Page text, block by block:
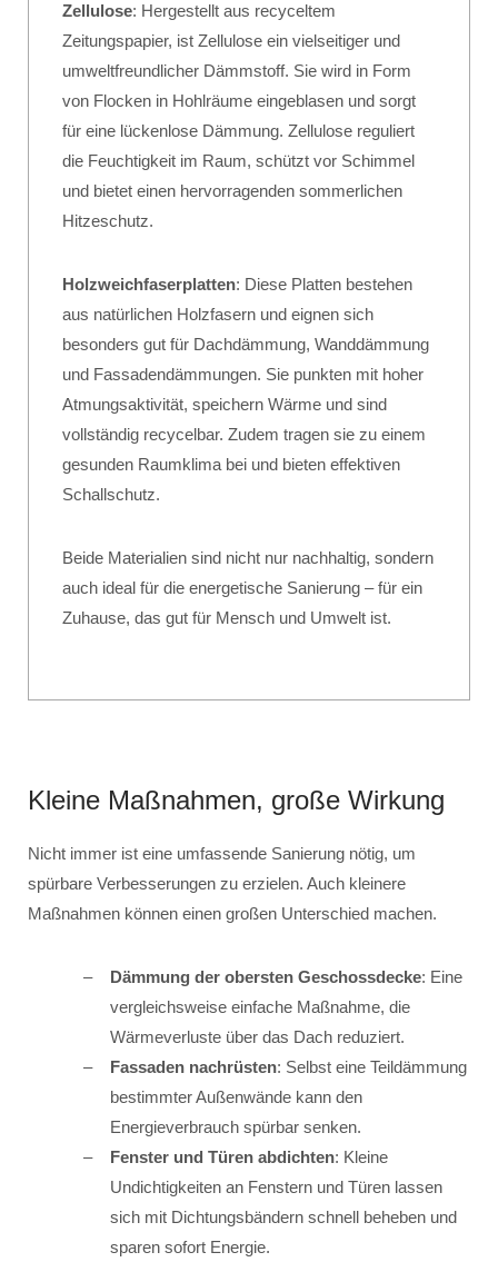
Zellulose: Hergestellt aus recyceltem
Zeitungspapier, ist Zellulose ein vielseitiger und
umweltfreundlicher Dämmstoff. Sie wird in Form
von Flocken in Hohlräume eingeblasen und sorgt
für eine lückenlose Dämmung. Zellulose reguliert
die Feuchtigkeit im Raum, schützt vor Schimmel
und bietet einen hervorragenden sommerlichen
Hitzeschutz.
Holzweichfaserplatten: Diese Platten bestehen
aus natürlichen Holzfasern und eignen sich
besonders gut für Dachdämmung, Wanddämmung
und Fassadendämmungen. Sie punkten mit hoher
Atmungsaktivität, speichern Wärme und sind
vollständig recycelbar. Zudem tragen sie zu einem
gesunden Raumklima bei und bieten effektiven
Schallschutz.
Beide Materialien sind nicht nur nachhaltig, sondern
auch ideal für die energetische Sanierung – für ein
Zuhause, das gut für Mensch und Umwelt ist.
Kleine Maßnahmen, große Wirkung
Nicht immer ist eine umfassende Sanierung nötig, um
spürbare Verbesserungen zu erzielen. Auch kleinere
Maßnahmen können einen großen Unterschied machen.
Dämmung der obersten Geschossdecke: Eine
vergleichsweise einfache Maßnahme, die
Wärmeverluste über das Dach reduziert.
Fassaden nachrüsten: Selbst eine Teildämmung
bestimmter Außenwände kann den
Energieverbrauch spürbar senken.
Fenster und Türen abdichten: Kleine
Undichtigkeiten an Fenstern und Türen lassen
sich mit Dichtungsbändern schnell beheben und
sparen sofort Energie.